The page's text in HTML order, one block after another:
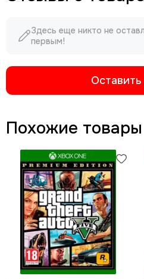
Здесь еще никто не
первым!
Оставить
Похожие товары